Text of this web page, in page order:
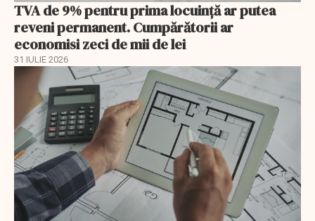
TVA de 9% pentru prima locuință ar putea
reveni permanent. Cumpărătorii ar
economisi zeci de mii de lei
31 IULIE 2026